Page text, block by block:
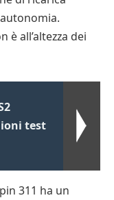
è all’altezza dei
test
311 ha un